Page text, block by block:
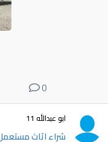
0
ابو عبدالله 11
شراء اثاث مستعمل حي